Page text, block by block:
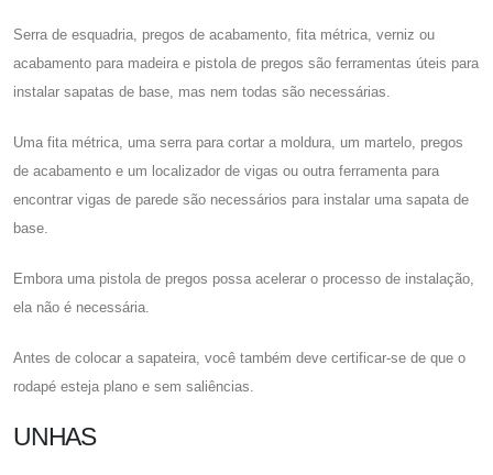
Serra de esquadria, pregos de acabamento, fita métrica, verniz ou
acabamento para madeira e pistola de pregos são ferramentas úteis para
instalar sapatas de base, mas nem todas são necessárias.
Uma fita métrica, uma serra para cortar a moldura, um martelo, pregos
de acabamento e um localizador de vigas ou outra ferramenta para
encontrar vigas de parede são necessários para instalar uma sapata de
base.
Embora uma pistola de pregos possa acelerar o processo de instalação,
ela não é necessária.
Antes de colocar a sapateira, você também deve certificar-se de que o
rodapé esteja plano e sem saliências.
UNHAS